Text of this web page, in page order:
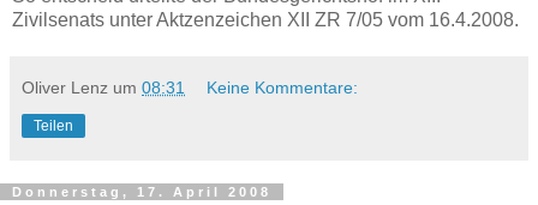
Zivilsenats unter Aktzenzeichen XII ZR 7/05 vom 16.4.2008.
Oliver Lenz um 08:31 Keine Kommentare:
Teilen
Donnerstag, 17. April 2008